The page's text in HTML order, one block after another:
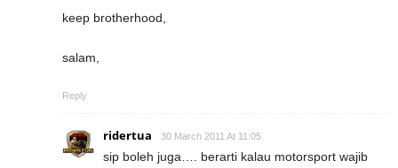
keep brotherhood,
salam,
Reply
ridertua 30 March 2011 At 11:05
sip boleh juga…. berarti kalau motorsport wajib